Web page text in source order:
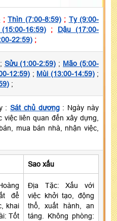
;Thìn (7:00-8:59); Tỵ (9:00-
16:59) ; Dậu (17:00-
22:59) ;
Sửu (1:00-2:59) ; Mão (5:00-
12:59) ; Mùi (13:00-14:59);
;
: Sát chủ dương: Ngày này
việc liên quan đến xây dựng,
mua bán nhà, nhận việc,
Sao xấu
để
khai
Tốt
Địa Tặc: Xấu với
việc khởi tạo, động
thổ, xuất hành, an
táng. Không phòng: